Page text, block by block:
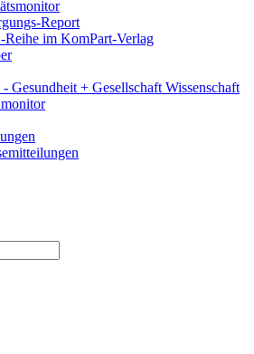
Report
im KomPart-Verlag
Gesundheit + Gesellschaft Wissenschaft